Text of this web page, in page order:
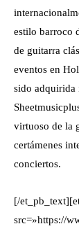
estilo barroco
de guitarra
eventos en
sido adquirida
virtuoso de la
certámenes
conciertos.
[/
src=»https://